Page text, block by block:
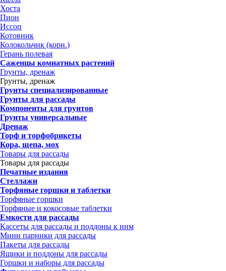
Хоста
Пион
Иссоп
Котовник
Колокольчик (корн.)
Герань полевая
Саженцы комнатных растений
Грунты, дренаж
Грунты, дренаж
Грунты специализированные
Грунты для рассады
Компоненты для грунтов
Грунты универсальные
Дренаж
Торф и торфобрикеты
Кора, щепа, мох
Товары для рассады
Товары для рассады
Печатные издания
Стеллажи
Торфяные горшки и таблетки
Торфяные горшки
Торфяные и кокосовые таблетки
Емкости для рассады
Кассеты для рассады и поддоны к ним
Мини парники для рассады
Пакеты для рассады
Ящики и поддоны для рассады
Горшки и наборы для рассады